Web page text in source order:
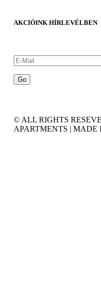
AKCIÓINK HÍRLEVÉLBEN
© ALL RIGHTS
APARTMENTS |